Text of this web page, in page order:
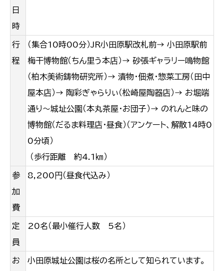
日
時
行
程
（集合10時00分）JR小田原駅改札前→ 小田原駅前
梅干博物館（ちん里う本店）→ 砂張ギャラリー鳴物館
（柏木美術鋳物研究所）→ 漬物・佃煮・惣菜工房（田中
屋本店）→ 陶彩ぎゃらりぃ（松崎屋陶器店）→ お堀端
通り～城址公園（本丸茶屋・お団子）→ のれんと味の
博物館（だるま料理店・昼食） （アンケート、解散14時0
0分頃）
（歩行距離 約4.1㎞）
参
加
費
8,200円（昼食代込み）
定
員
20名（最小催行人数 5名）
お
小田原城址公園は桜の名所として知られています。